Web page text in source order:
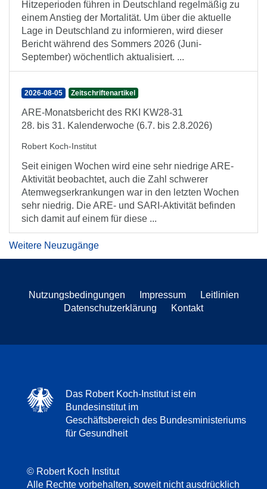
Hitzeperioden führen in Deutschland regelmäßig zu
einem Anstieg der Mortalität. Um über die aktuelle
Lage in Deutschland zu informieren, wird dieser
Bericht während des Sommers 2026 (Juni-
September) wöchentlich aktualisiert. ...
2026-08-05 Zeitschriftenartikel
ARE-Monatsbericht des RKI KW28-31
28. bis 31. Kalenderwoche (6.7. bis 2.8.2026)
Robert Koch-Institut
Seit einigen Wochen wird eine sehr niedrige ARE-
Aktivität beobachtet, auch die Zahl schwerer
Atemwegserkrankungen war in den letzten Wochen
sehr niedrig. Die ARE- und SARI-Aktivität befinden
sich damit auf einem für diese ...
Weitere Neuzugänge
Nutzungsbedingungen Impressum
Leitlinien
Datenschutzerklärung
Kontakt
Das Robert Koch-Institut ist ein
Bundesinstitut im
Geschäftsbereich des Bundesministeriums
für Gesundheit
© Robert Koch Institut
Alle Rechte vorbehalten, soweit nicht ausdrücklich